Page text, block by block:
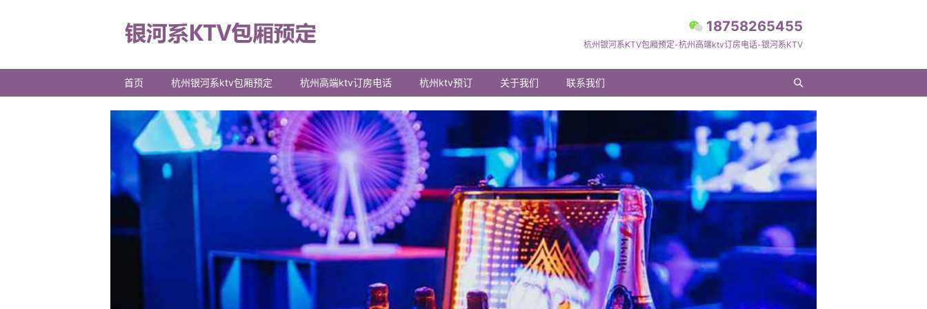
18758265455
杭州银河系KTV包厢预定-杭州高端ktv订房电话-银河系KTV
首页 杭州银河系ktv包厢预定 杭州高端ktv订房电话 杭州ktv预订 关于我们 联系我们